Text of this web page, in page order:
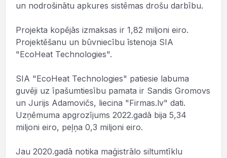
un nodrošinātu apkures sistēmas drošu darbību.
Projekta kopējās izmaksas ir 1,82 miljoni eiro.
Projektēšanu un būvniecību īstenoja SIA
"EcoHeat Technologies".
SIA "EcoHeat Technologies" patiesie labuma
guvēji uz īpašumtiesību pamata ir Sandis Gromovs
un Jurijs Adamovičs, liecina "Firmas.lv" dati.
Uzņēmuma apgrozījums 2022.gadā bija 5,34
miljoni eiro, peļņa 0,3 miljoni eiro.
Jau 2020.gadā notika maģistrālo siltumtīklu